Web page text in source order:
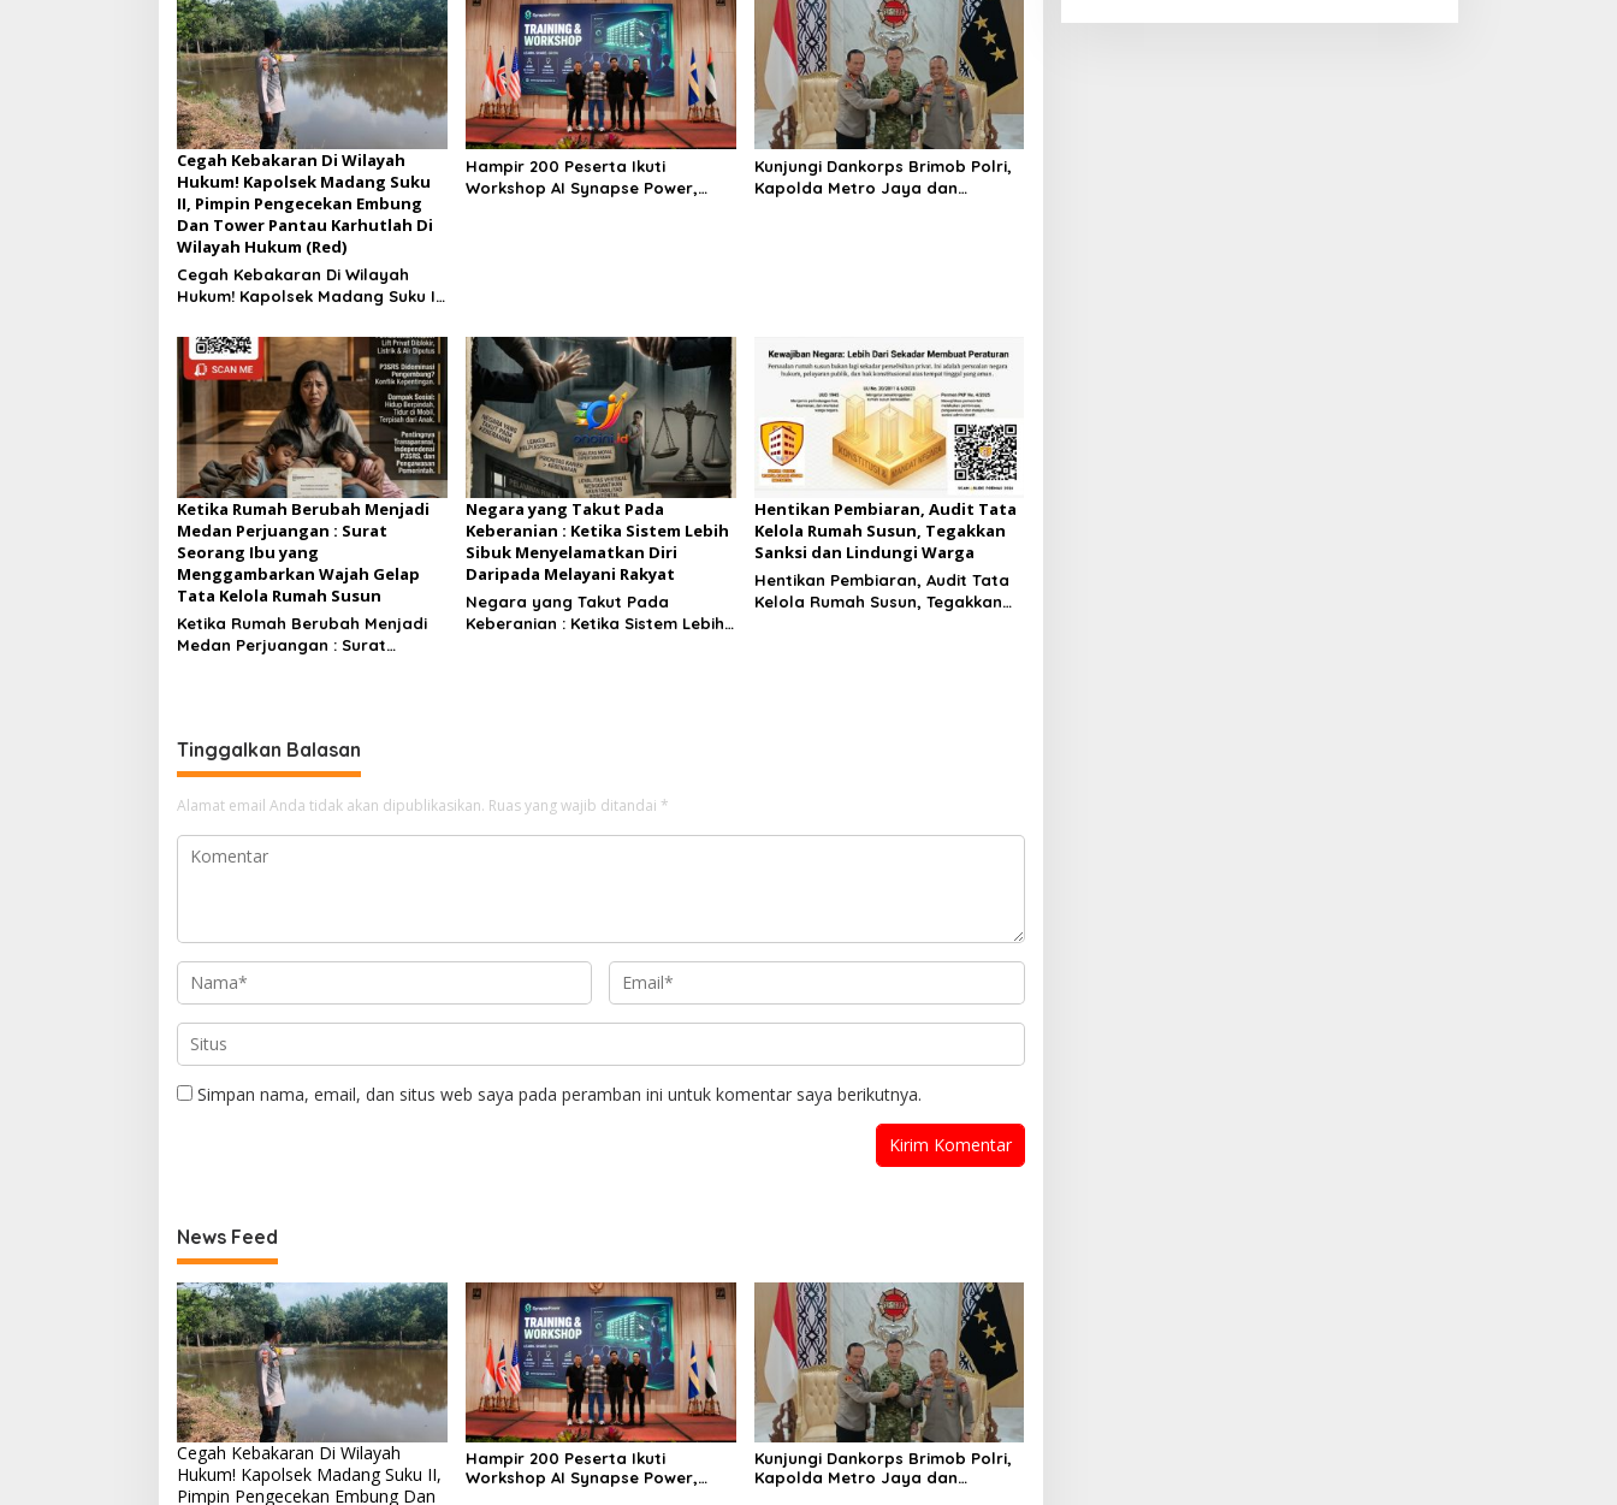
Cegah Kebakaran Di Wilayah
Hukum! Kapolsek Madang Suku
II, Pimpin Pengecekan Embung
Dan Tower Pantau Karhutlah Di
Wilayah Hukum (Red)
Cegah Kebakaran Di Wilayah
Hukum! Kapolsek Madang Suku II,
Tower Pantau Karhutlah Di
Wilayah Hukum
Hampir 200 Peserta Ikuti
Workshop AI Synapse Power,
Kunjungi Dankorps Brimob Polri,
Kapolda Metro Jaya dan
Ketika Rumah Berubah Menjadi
Medan Perjuangan : Surat
Seorang Ibu yang
Menggambarkan Wajah Gelap
Tata Kelola Rumah Susun
Ketika Rumah Berubah Menjadi
Medan Perjuangan : Surat
Negara yang Takut Pada
Keberanian : Ketika Sistem Lebih
Sibuk Menyelamatkan Diri
Daripada Melayani Rakyat
Negara yang Takut Pada
Keberanian : Ketika Sistem Lebih
Hentikan Pembiaran, Audit Tata
Kelola Rumah Susun, Tegakkan
Sanksi dan Lindungi Warga
Hentikan Pembiaran, Audit Tata
Kelola Rumah Susun, Tegakkan
Tinggalkan Balasan
Alamat email Anda tidak akan dipublikasikan. Ruas yang wajib ditandai *
Simpan nama, email, dan situs web saya pada peramban ini untuk komentar saya berikutnya.
News Feed
Cegah Kebakaran Di Wilayah
Hukum! Kapolsek Madang Suku II,
Pimpin Pengecekan Embung Dan
Hampir 200 Peserta Ikuti
Workshop AI Synapse Power,
Kunjungi Dankorps Brimob Polri,
Kapolda Metro Jaya dan